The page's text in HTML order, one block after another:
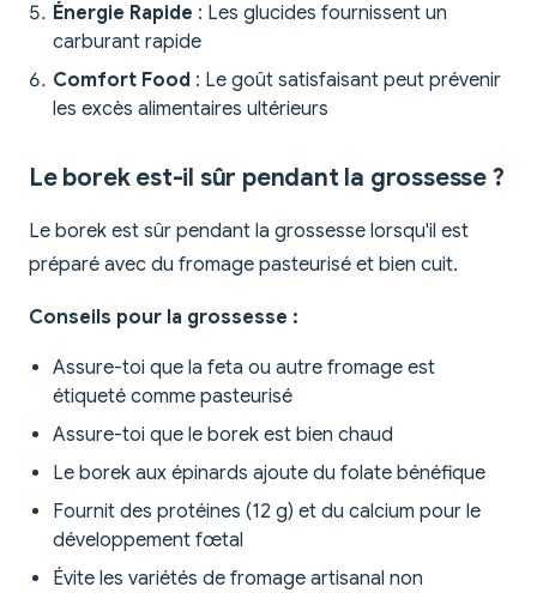
Énergie Rapide : Les glucides fournissent un
carburant rapide
Comfort Food : Le goût satisfaisant peut prévenir
les excès alimentaires ultérieurs
Le borek est-il sûr pendant la grossesse ?
Le borek est sûr pendant la grossesse lorsqu'il est
préparé avec du fromage pasteurisé et bien cuit.
Conseils pour la grossesse :
Assure-toi que la feta ou autre fromage est
étiqueté comme pasteurisé
Assure-toi que le borek est bien chaud
Le borek aux épinards ajoute du folate bénéfique
Fournit des protéines (12 g) et du calcium pour le
développement fœtal
Évite les variétés de fromage artisanal non